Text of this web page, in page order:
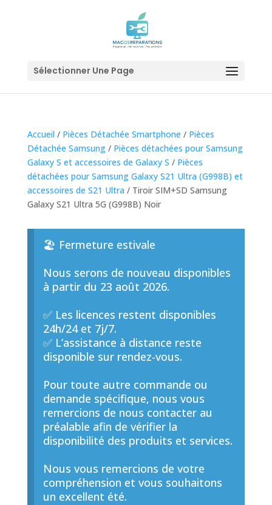
Sélectionner Une Page
Accueil / Pièces Détachée Smartphone / Pièces
Détachée Samsung/ Pièces détachées pour Samsung
Galaxy S et accessoires de Galaxy S / Pièces
détachées pour Samsung Galaxy S21 Ultra (G998B) et
accessoires de S21 Ultra / Tiroir SIM+SD Samsung
Galaxy S21 Ultra 5G (G998B) Noir
🏖️ Fermeture estivale
Nous serons de nouveau disponibles
à partir du 23 août 2026.
✅ Les licences restent disponibles
24h/24 et 7j/7.
✅ L’assistance à distance reste
disponible sur rendez-vous.
Pour toute autre commande ou
demande spécifique, nous vous
remercions de nous contacter au
préalable afin de vérifier la
disponibilité des produits et services.
Nous vous remercions de votre
compréhension et vous souhaitons
un excellent été.